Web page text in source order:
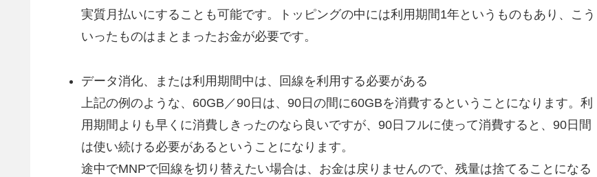
実質月払いにすることも可能です。トッピングの中には利用期間1年というものもあり、こう
いったものはまとまったお金が必要です。
データ消化、または利用期間中は、回線を利用する必要がある
上記の例のような、60GB／90日は、90日の間に60GBを消費するということになります。利
用期間よりも早くに消費しきったのなら良いですが、90日フルに使って消費すると、90日間
は使い続ける必要があるということになります。
途中でMNPで回線を切り替えたい場合は、お金は戻りませんので、残量は捨てることになる